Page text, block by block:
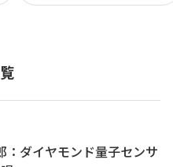
：ダイヤモンド量子センサ